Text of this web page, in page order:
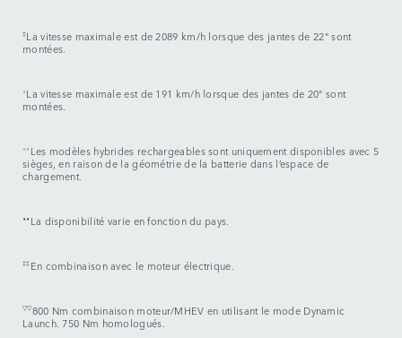
‡La vitesse maximale est de 2089 km/h lorsque des jantes de 22" sont
montées.
⬨La vitesse maximale est de 191 km/h lorsque des jantes de 20" sont
montées.
⬨⬨ Les modèles hybrides rechargeables sont uniquement disponibles avec 5
sièges, en raison de la géométrie de la batterie dans l’espace de
chargement.
⬧⬧ La disponibilité varie en fonction du pays.
‡‡ En combinaison avec le moteur électrique.
▽▽800 Nm combinaison moteur/MHEV en utilisant le mode Dynamic
Launch. 750 Nm homologués.